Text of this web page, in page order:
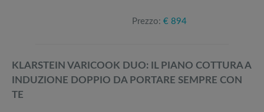
Prezzo: € 894
KLARSTEIN VARICOOK DUO: IL PIANO COTTURA A
INDUZIONE DOPPIO DA PORTARE SEMPRE CON
TE